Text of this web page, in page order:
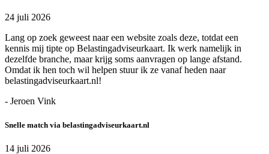
24 juli 2026
Lang op zoek geweest naar een website zoals deze, totdat een
kennis mij tipte op Belastingadviseurkaart. Ik werk namelijk in
dezelfde branche, maar krijg soms aanvragen op lange afstand.
Omdat ik hen toch wil helpen stuur ik ze vanaf heden naar
belastingadviseurkaart.nl!
- Jeroen Vink
Snelle match via belastingadviseurkaart.nl
14 juli 2026